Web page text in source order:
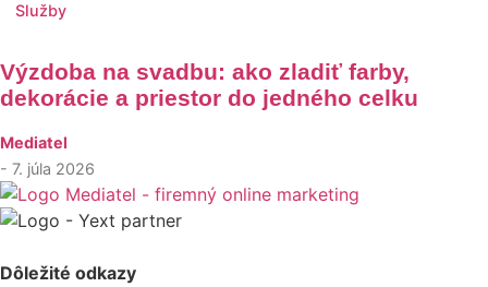
Služby
Výzdoba na svadbu: ako zladiť farby,
dekorácie a priestor do jedného celku
Mediatel
- 7. júla 2026
Dôležité odkazy